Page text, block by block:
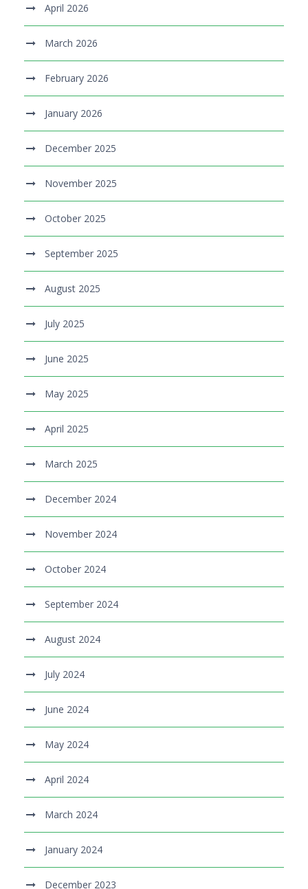
April 2026
March 2026
February 2026
January 2026
December 2025
November 2025
October 2025
September 2025
August 2025
July 2025
June 2025
May 2025
April 2025
March 2025
December 2024
November 2024
October 2024
September 2024
August 2024
July 2024
June 2024
May 2024
April 2024
March 2024
January 2024
December 2023